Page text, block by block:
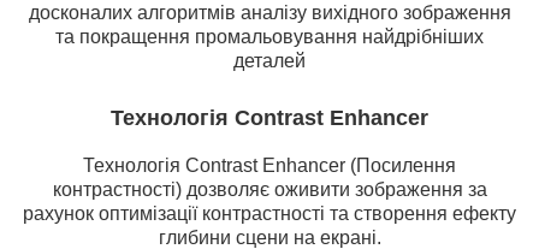
досконалих алгоритмів аналізу вихідного зображення
та покращення промальовування найдрібніших
деталей
Технологія Contrast Enhancer
Технологія Contrast Enhancer (Посилення
контрастності) дозволяє оживити зображення за
рахунок оптимізації контрастності та створення ефекту
глибини сцени на екрані.